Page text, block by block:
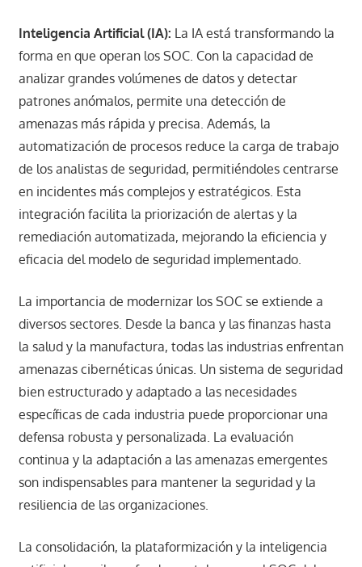
Inteligencia Artificial (IA): La IA está transformando la
forma en que operan los SOC. Con la capacidad de
analizar grandes volúmenes de datos y detectar
patrones anómalos, permite una detección de
amenazas más rápida y precisa. Además, la
automatización de procesos reduce la carga de trabajo
de los analistas de seguridad, permitiéndoles centrarse
en incidentes más complejos y estratégicos. Esta
integración facilita la priorización de alertas y la
remediación automatizada, mejorando la eficiencia y
eficacia del modelo de seguridad implementado.​
La importancia de modernizar los SOC se extiende a
diversos sectores. Desde la banca y las finanzas hasta
la salud y la manufactura, todas las industrias enfrentan
amenazas cibernéticas únicas. Un sistema de seguridad
bien estructurado y adaptado a las necesidades
específicas de cada industria puede proporcionar una
defensa robusta y personalizada. La evaluación
continua y la adaptación a las amenazas emergentes
son indispensables para mantener la seguridad y la
resiliencia de las organizaciones.​
La consolidación, la plataformización y la inteligencia